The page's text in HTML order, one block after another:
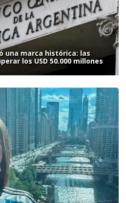
una marca histórica: las
los USD 50.000 millones